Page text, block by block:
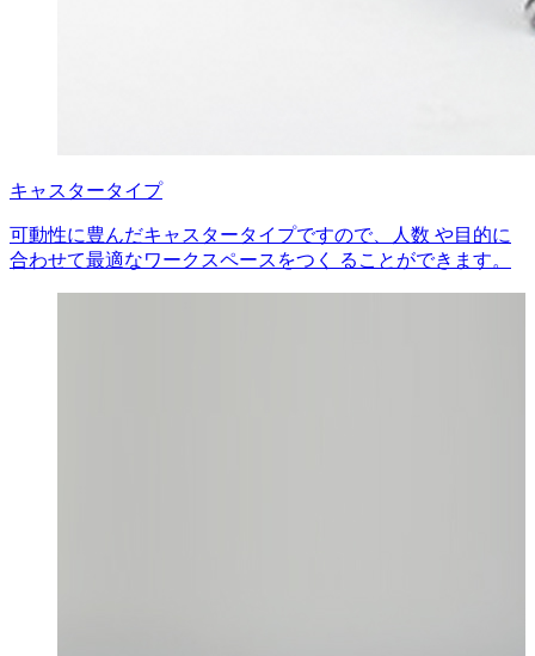
キャスタータイプ
可動性に豊んだキャスタータイプですので、人数 や目的に
合わせて最適なワークスペースをつく ることができます。